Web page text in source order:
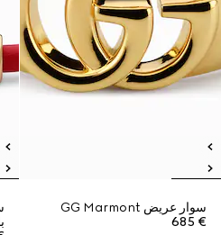
سوار عريض GG Marmont
€ 685